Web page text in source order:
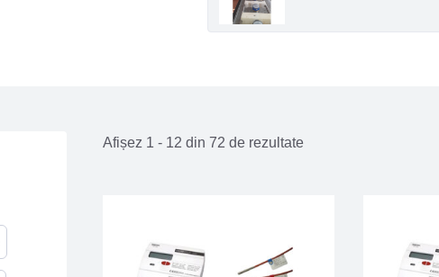
Afișez 1 - 12 din 72 de rezultate